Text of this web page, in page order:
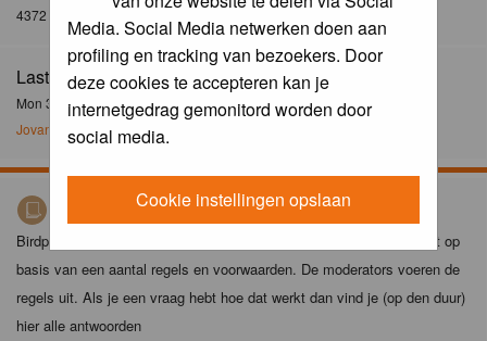
Media. Social Media netwerken doen aan
profiling en tracking van bezoekers. Door
deze cookies te accepteren kan je
internetgedrag gemonitord worden door
social media.
Cookie instellingen opslaan
4372
Last Post:
Mon 30 Dec 2024, 21:02
Jovanzo
Birdpix spelregels
Birdpix is niet zomaar een foto-site. Het plaatsen van foto's gebeurt op
basis van een aantal regels en voorwaarden. De moderators voeren de
regels uit. Als je een vraag hebt hoe dat werkt dan vind je (op den duur)
hier alle antwoorden